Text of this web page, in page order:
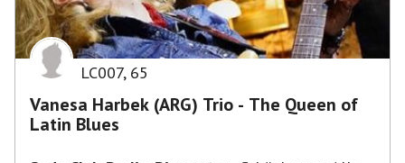
LC007, 65
Vanesa Harbek (ARG) Trio - The Queen of
Latin Blues